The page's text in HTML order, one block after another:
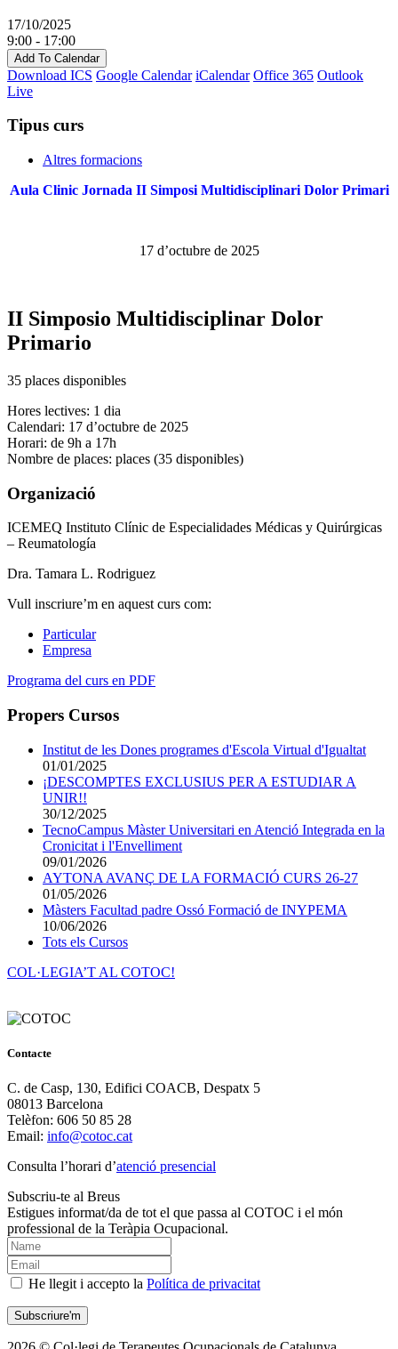
17/10/2025
9:00 - 17:00
Add To Calendar
Download ICS Google Calendar iCalendar Office 365 Outlook
Live
Tipus curs
Altres formacions
Aula Clinic Jornada II Simposi Multidisciplinari Dolor Primari
17 d’octubre de 2025
II Simposio Multidisciplinar Dolor
Primario
35 places disponibles
Hores lectives: 1 dia
Calendari: 17 d’octubre de 2025
Horari: de 9h a 17h
Nombre de places: places (35 disponibles)
Organizació
ICEMEQ Instituto Clínic de Especialidades Médicas y Quirúrgicas
– Reumatología
Dra. Tamara L. Rodriguez
Vull inscriure’m en aquest curs com:
Particular
Empresa
Programa del curs en PDF
Propers Cursos
Institut de les Dones programes d'Escola Virtual d'Igualtat
01/01/2025
¡DESCOMPTES EXCLUSIUS PER A ESTUDIAR A
UNIR!!
30/12/2025
TecnoCampus Màster Universitari en Atenció Integrada en la
Cronicitat i l'Envelliment
09/01/2026
AYTONA AVANÇ DE LA FORMACIÓ CURS 26-27
01/05/2026
Màsters Facultad padre Ossó Formació de INYPEMA
10/06/2026
Tots els Cursos
COL·LEGIA’T AL COTOC!
Contacte
C. de Casp, 130, Edifici COACB, Despatx 5
08013 Barcelona
Telèfon: 606 50 85 28
Email: info@cotoc.cat
Consulta l’horari d’atenció presencial
Subscriu-te al Breus
Estigues informat/da de tot el que passa al COTOC i el món
professional de la Teràpia Ocupacional.
He llegit i accepto la Política de privacitat